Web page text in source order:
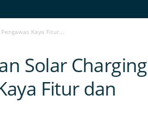
Kaya Fitur...
Solar Charging
Fitur dan